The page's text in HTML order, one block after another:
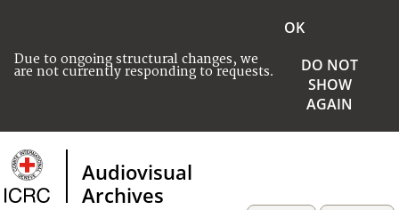
Due to ongoing structural changes, we
are not currently responding to requests.
OK
DO NOT
SHOW
AGAIN
Audiovisual
Archives